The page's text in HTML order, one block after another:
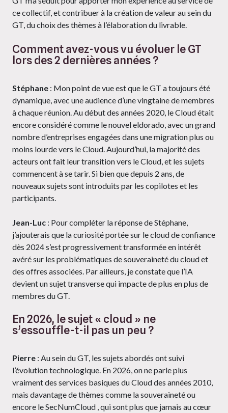
ce collectif, et contribuer à la création de valeur au sein du
GT, du choix des thèmes à l’élaboration du livrable.
Comment avez-vous vu évoluer le GT
lors des 2 dernières années ?
Stéphane : Mon point de vue est que le GT a toujours été
dynamique, avec une audience d’une vingtaine de membres
à chaque réunion. Au début des années 2020, le Cloud était
encore considéré comme le nouvel eldorado, avec un grand
nombre d’entreprises engagées dans une migration plus ou
moins lourde vers le Cloud. Aujourd’hui, la majorité des
acteurs ont fait leur transition vers le Cloud, et les sujets
commencent à se tarir. Si bien que depuis 2 ans, de
nouveaux sujets sont introduits par les copilotes et les
participants.
Jean-Luc : Pour compléter la réponse de Stéphane,
j’ajouterais que la curiosité portée sur le cloud de confiance
dès 2024 s’est progressivement transformée en intérêt
avéré sur les problématiques de souveraineté du cloud et
des offres associées. Par ailleurs, je constate que l’IA
devient un sujet transverse qui impacte de plus en plus de
membres du GT.
En 2026, le sujet « cloud » ne
s’essouffle-t-il pas un peu ?
Pierre : Au sein du GT, les sujets abordés ont suivi
l’évolution technologique. En 2026, on ne parle plus
vraiment des services basiques du Cloud des années 2010,
mais davantage de thèmes comme la souveraineté ou
encore le SecNumCloud , qui sont plus que jamais au cœur